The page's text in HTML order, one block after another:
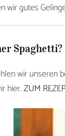
wir gutes
Spaghetti?
wir unseren
hier.ZUM